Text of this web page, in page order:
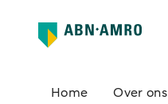
Home Over ons